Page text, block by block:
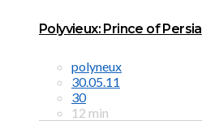
Polyvieux: Prince of Persia
polyneux
30.05.11
30
12 min